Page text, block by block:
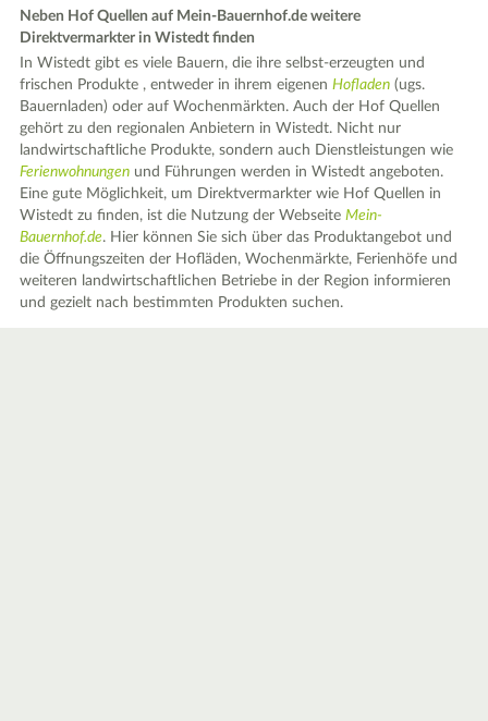
Neben Hof Quellen auf Mein-Bauernhof.de weitere
Direktvermarkter in Wistedt finden
In Wistedt gibt es viele Bauern, die ihre selbst-erzeugten und
frischen Produkte , entweder in ihrem eigenenHofladen (ugs.
Bauernladen) oder auf Wochenmärkten. Auch der Hof Quellen
gehört zu den regionalen Anbietern in Wistedt. Nicht nur
landwirtschaftliche Produkte, sondern auch Dienstleistungen wie
Ferienwohnungen und Führungen werden in Wistedt angeboten.
Eine gute Möglichkeit, um Direktvermarkter wie Hof Quellen in
Wistedt zu finden, ist die Nutzung der WebseiteMein-
Bauernhof.de. Hier können Sie sich über das Produktangebot und
die Öffnungszeiten der Hofläden, Wochenmärkte, Ferienhöfe und
weiteren landwirtschaftlichen Betriebe in der Region informieren
und gezielt nach bestimmten Produkten suchen.